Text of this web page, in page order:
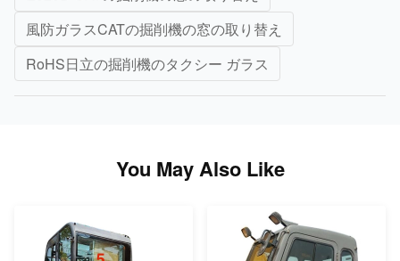
風防ガラスCATの掘削機の窓の取り替え
RoHS日立の掘削機のタクシー ガラス
You May Also Like